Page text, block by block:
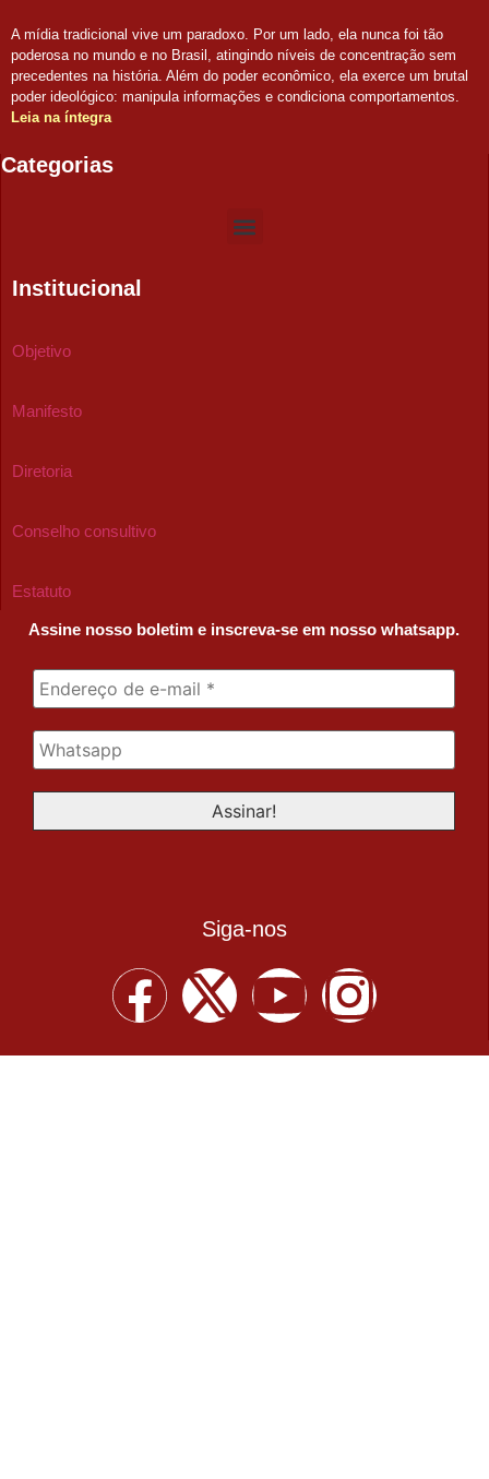
A mídia tradicional vive um paradoxo. Por um lado, ela nunca foi tão
poderosa no mundo e no Brasil, atingindo níveis de concentração sem
precedentes na história. Além do poder econômico, ela exerce um brutal
poder ideológico: manipula informações e condiciona comportamentos.
Leia na íntegra
Categorias
Institucional
Objetivo
Manifesto
Diretoria
Conselho consultivo
Estatuto
Assine nosso boletim e inscreva-se em nosso whatsapp.
Siga-nos